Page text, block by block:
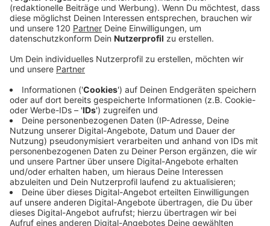
verwenden. Der Hörer tritt alle Rechte an der
Veröffentlichung seiner Beiträge im
Zusammenhang mit dem Gewinnspiel an das
Programm der Life Radio GmbH & Co.KG ab.
4.) Beim Gewinnspiel „Lemo Ticketverlosung“ kann
exakt bis Montag, 2. Dezember 2019, um 13:00 Uhr
MEZ (laut Studiouhr) mit einer persönlichen
Nachricht an Life Radio mitgespielt werden.
Das Gewinnspielposting ist deutlich als „Lemo
Ticketverlosung“ mittels Bild und Text
gekennzeichnet und erklärt gleichzeitig die
Spielregeln. Diese lauten: Jeder Facebook-User, der
unter dem Posting „Lemo Ticketverlosung“ einen